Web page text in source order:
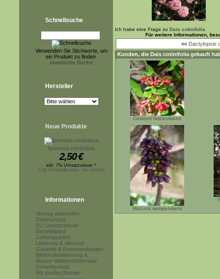
Schnellsuche
Verwenden Sie Stichworte, um
ein Produkt zu finden.
erweiterte Suche
Hersteller
Neue Produkte
Ipomoea cordofana
2,50€
inkl. 7% Umsatzsteuer *
zzgl.Versandkosten, hier klicken
Informationen
Vertrag widerrufen
Datenschutz
EU Umsatzsteuer
Bestellablauf
Zahlungsarten
Lieferung & Versand
Garantie & Beanstandungen
Widerrufsbelehrung &
Muster-Widerrufsformular
Umweltschutz
Wir kaufen Samen
Ich habe eine Frage zu Dais cotinifolia
Für weitere Informationen,
«« Dactylopsis
Kunden, die Dais cotinifolia gekauft
Cestrum fasciculatum
Mucuna sempervirens